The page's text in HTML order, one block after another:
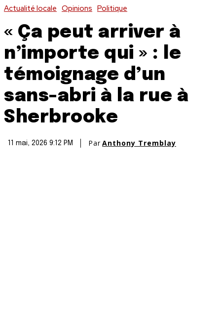
Actualité locale Opinions Politique
« Ça peut arriver à
n’importe qui » : le
témoignage d’un
sans-abri à la rue à
Sherbrooke
11 mai, 2026 9:12 PM ParAnthony Tremblay